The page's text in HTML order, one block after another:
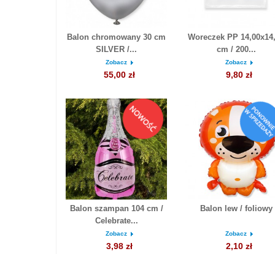
Balon chromowany 30 cm
SILVER /...
Zobacz
55,00 zł
Woreczek PP
cm / 200...
Zobacz
9,80 zł
Balon szampan 104 cm /
Celebrate...
Zobacz
3,98 zł
Balon lew / foliowy
Zobacz
2,10 zł